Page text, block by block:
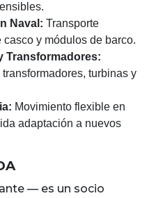
Naval: Transporte
y módulos de barco.
Transformadores:
turbinas y
Movimiento flexible en
adaptación a nuevos
— es un socio